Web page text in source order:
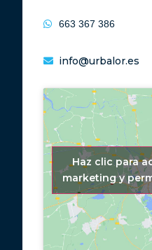
663 367 386
info@urbalor.es
Haz clic para
marketing y